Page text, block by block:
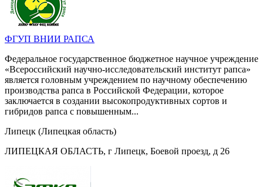
ФГУП ВНИИ РАПСА
Федеральное государственное бюджетное научное учреждение
«Всероссийский научно-исследовательский институт рапса»
является головным учреждением по научному обеспечению
производства рапса в Российской Федерации, которое
заключается в создании высокопродуктивных сортов и
гибридов рапса с повышенным...
Липецк (Липецкая область)
ЛИПЕЦКАЯ ОБЛАСТЬ, г Липецк, Боевой проезд, д 26